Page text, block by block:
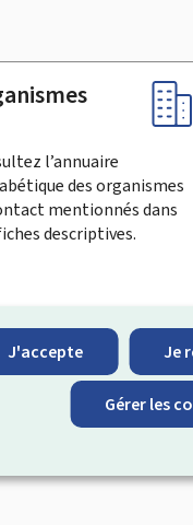
J'accepte Je
Gérer les
l’annuaire
des organismes
mentionnés dans
descriptives.
accès rapide et